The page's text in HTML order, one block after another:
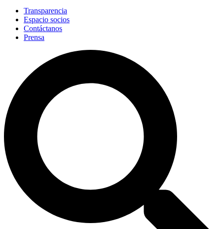
Transparencia
Espacio socios
Contáctanos
Prensa